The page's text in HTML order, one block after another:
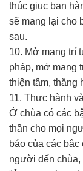
thúc giục bạn
sẽ mang lại cho
sau.
10. Mở mang trí
pháp, mở mang
thiện tâm, thăng
11. Thực hành
Ở chùa có các
thần cho mọi
báo của các
người đến chùa,